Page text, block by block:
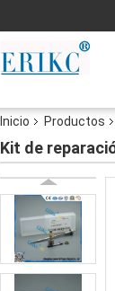
Inicio Productos
Kit de